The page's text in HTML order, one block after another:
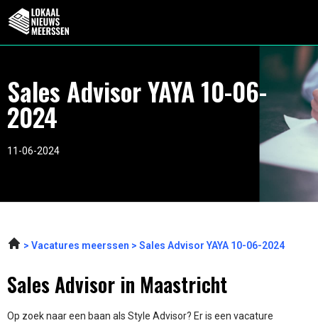
Sales Advisor YAYA 10-06-
2024
11-06-2024
Vacatures meerssen Sales Advisor YAYA 10-06-2024
Sales Advisor in Maastricht
Op zoek naar een baan als Style Advisor? Er is een vacature